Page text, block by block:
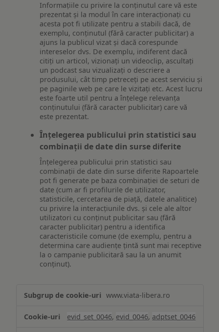
Informațiile cu privire la conținutul care vă este
prezentat și la modul în care interacționați cu
acesta pot fi utilizate pentru a stabili dacă, de
exemplu, conținutul (fără caracter publicitar) a
ajuns la publicul vizat și dacă corespunde
intereselor dvs. De exemplu, indiferent dacă
citiți un articol, vizionați un videoclip, ascultați
un podcast sau vizualizați o descriere a
produsului, cât timp petreceți pe acest serviciu și
pe paginile web pe care le vizitați etc. Acest lucru
este foarte util pentru a înțelege relevanța
conținutului (fără caracter publicitar) care vă
este prezentat.
Înțelegerea publicului prin statistici sau
combinații de date din surse diferite
Înțelegerea publicului prin statistici sau
combinații de date din surse diferite Rapoartele
pot fi generate pe baza combinației de seturi de
date (cum ar fi profilurile de utilizator,
statisticile, cercetarea de piață, datele analitice)
cu privire la interacțiunile dvs. și cele ale altor
utilizatori cu conținut publicitar sau (fără
caracter publicitar) pentru a identifica
caracteristicile comune (de exemplu, pentru a
determina care audiențe țintă sunt mai receptive
la o campanie publicitară sau la un anumit
conținut).
www.viata-libera.ro
evid_set_0046, evid_0046, adptset_0046